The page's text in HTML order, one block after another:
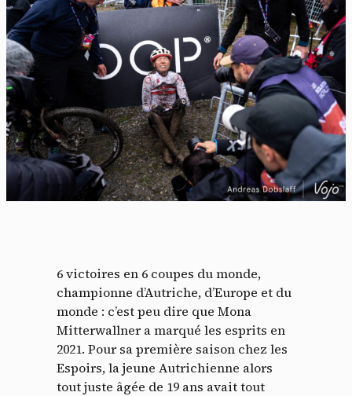
6 victoires en 6 coupes du monde,
championne d’Autriche, d’Europe et du
monde : c’est peu dire que Mona
Mitterwallner a marqué les esprits en
2021. Pour sa première saison chez les
Espoirs, la jeune Autrichienne alors
tout juste âgée de 19 ans avait tout